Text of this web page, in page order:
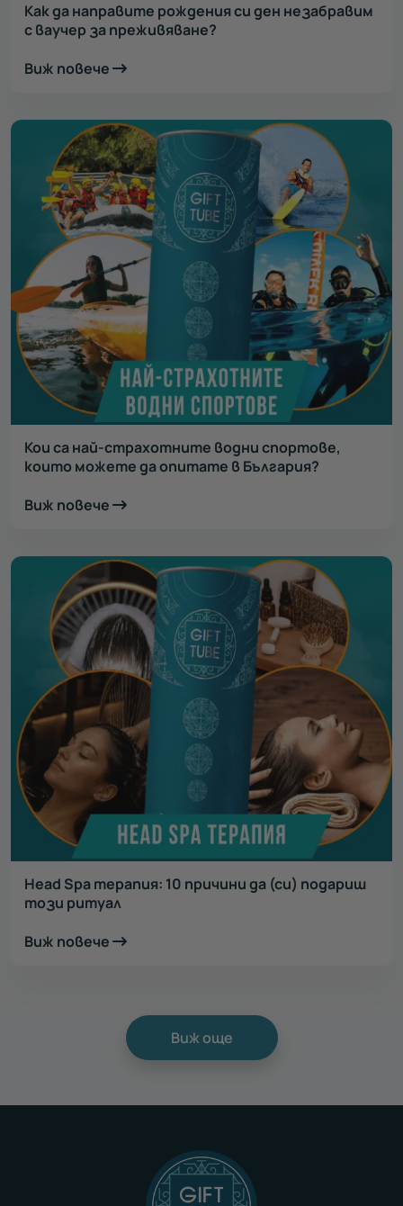
Как да направите рождения си ден незабравим
с ваучер за преживяване?
Виж повече
Кои са най-страхотните водни спортове,
които можете да опитате в България?
Виж повече
Head Spa терапия: 10 причини да (си) подариш
този ритуал
Виж повече
Виж още